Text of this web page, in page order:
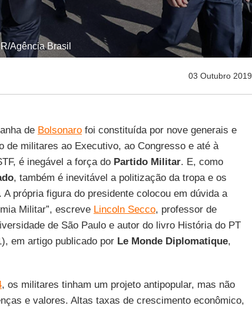
Agência Brasil
03 Outubro 2019
de Bolsonarofoi constituída por nove generais e
de militares ao Executivo, ao Congresso e até à
é inegável a força do Partido Militar. E, como
, também é inevitável a politização da tropa e os
própria figura do presidente colocou em dúvida a
Militar”, escreve Lincoln Secco, professor de
de São Paulo e autor do livro História do PT
em artigo publicado por Le Monde Diplomatique,
, os militares tinham um projeto antipopular, mas não
e valores. Altas taxas de crescimento econômico,